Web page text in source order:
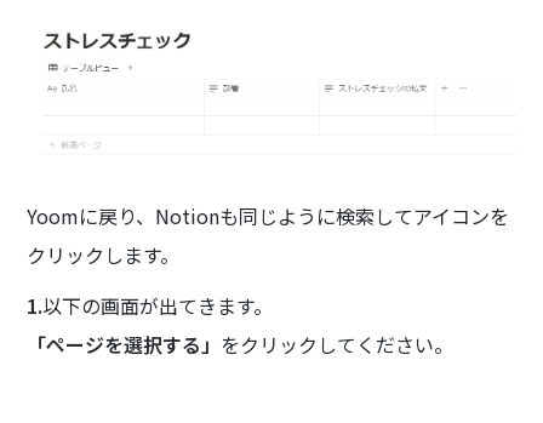
Yoomに戻り、Notionも同じように検索してアイコンを
クリックします。
1.以下の画面が出てきます。
「ページを選択する」 をクリックしてください。